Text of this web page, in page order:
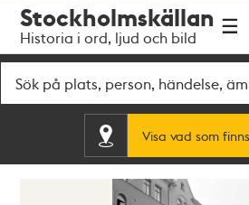
navigationen
huvudinnehållet
Stockholmskällan
Historia i ord, ljud och bild
Visa vad som